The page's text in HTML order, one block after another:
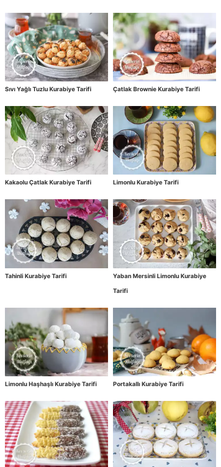
Sıvı Yağlı Tuzlu Kurabiye Tarifi Çatlak Brownie Kurabiye Tarifi
Kakaolu Çatlak Kurabiye Tarifi Limonlu Kurabiye Tarifi
Tahinli Kurabiye Tarifi
Yaban Mersinli Limonlu Kurabiye
Tarifi
Limonlu Haşhaşlı Kurabiye Tarifi Portakallı Kurabiye Tarifi